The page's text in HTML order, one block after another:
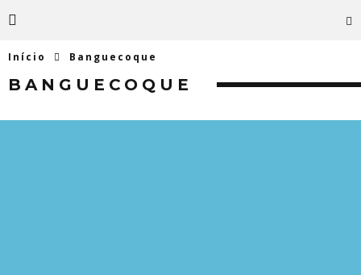
Início Banguecoque
BANGUECOQUE